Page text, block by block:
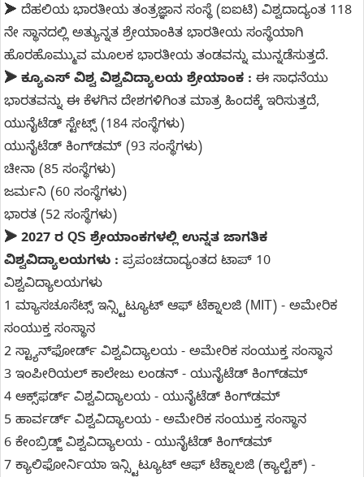
➤ ದೆಹಲಿಯ ಭಾರತೀಯ ತಂತ್ರಜ್ಞಾನ ಸಂಸ್ಥೆ (ಐಐಟಿ) ವಿಶ್ವದಾದ್ಯಂತ 118
ನೇ ಸ್ಥಾನದಲ್ಲಿ ಅತ್ಯುನ್ನತ ಶ್ರೇಯಾಂಕಿತ ಭಾರತೀಯ ಸಂಸ್ಥೆಯಾಗಿ
ಹೊರಹೊಮ್ಮುವ ಮೂಲಕ ಭಾರತೀಯ ತಂಡವನ್ನು ಮುನ್ನಡೆಸುತ್ತದೆ.
➤ ಕ್ಯೂಎಸ್ ವಿಶ್ವ ವಿಶ್ವವಿದ್ಯಾಲಯ ಶ್ರೇಯಾಂಕ : ಈ ಸಾಧನೆಯು
ಭಾರತವನ್ನು ಈ ಕೆಳಗಿನ ದೇಶಗಳಿಗಿಂತ ಮಾತ್ರ ಹಿಂದಕ್ಕೆ ಇರಿಸುತ್ತದೆ,
ಯುನೈಟೆಡ್ ಸ್ಟೇಟ್ಸ್ (184 ಸಂಸ್ಥೆಗಳು)
ಯುನೈಟೆಡ್ ಕಿಂಗ್‌ಡಮ್ (93 ಸಂಸ್ಥೆಗಳು)
ಚೀನಾ (85 ಸಂಸ್ಥೆಗಳು)
ಜರ್ಮನಿ (60 ಸಂಸ್ಥೆಗಳು)
ಭಾರತ (52 ಸಂಸ್ಥೆಗಳು)
➤ 2027 ರ QS ಶ್ರೇಯಾಂಕಗಳಲ್ಲಿ ಉನ್ನತ ಜಾಗತಿಕ
ವಿಶ್ವವಿದ್ಯಾಲಯಗಳು : ಪ್ರಪಂಚದಾದ್ಯಂತದ ಟಾಪ್ 10
ವಿಶ್ವವಿದ್ಯಾಲಯಗಳು
1 ಮ್ಯಾಸಚೂಸೆಟ್ಸ್ ಇನ್ಸ್ಟಿಟ್ಯೂಟ್ ಆಫ್ ಟೆಕ್ನಾಲಜಿ (MIT) - ಅಮೇರಿಕ
ಸಂಯುಕ್ತ ಸಂಸ್ಥಾನ
2 ಸ್ಟ್ಯಾನ್‌ಫೋರ್ಡ್ ವಿಶ್ವವಿದ್ಯಾಲಯ - ಅಮೇರಿಕ ಸಂಯುಕ್ತ ಸಂಸ್ಥಾನ
3 ಇಂಪೀರಿಯಲ್ ಕಾಲೇಜು ಲಂಡನ್ - ಯುನೈಟೆಡ್ ಕಿಂಗ್‌ಡಮ್
4 ಆಕ್ಸ್‌ಫರ್ಡ್ ವಿಶ್ವವಿದ್ಯಾಲಯ - ಯುನೈಟೆಡ್ ಕಿಂಗ್‌ಡಮ್
5 ಹಾರ್ವರ್ಡ್ ವಿಶ್ವವಿದ್ಯಾಲಯ - ಅಮೇರಿಕ ಸಂಯುಕ್ತ ಸಂಸ್ಥಾನ
6 ಕೇಂಬ್ರಿಡ್ಜ್ ವಿಶ್ವವಿದ್ಯಾಲಯ - ಯುನೈಟೆಡ್ ಕಿಂಗ್‌ಡಮ್
7 ಕ್ಯಾಲಿಫೋರ್ನಿಯಾ ಇನ್ಸ್ಟಿಟ್ಯೂಟ್ ಆಫ್ ಟೆಕ್ನಾಲಜಿ (ಕ್ಯಾಲ್ಟೆಕ್) -